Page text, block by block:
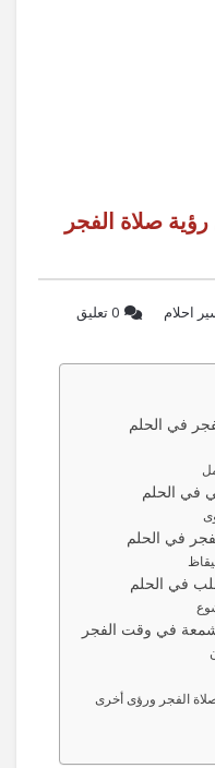
صلاة الفجر
احلام
‫0 تعليق
في الحلم
في الحلم
في الحلم
في الحلم
في وقت الفجر
الفجر ورؤى أخرى